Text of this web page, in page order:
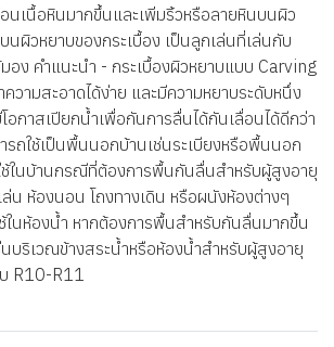
อนเนื้อหินมากขึ้นและเพิ่มริ้วหรือลายหินบนผิว
นผิวหยาบของกระเบื้อง เป็นลูกเล่นที่เล่นกับ
อง คำแนะนำ - กระเบื้องผิวหยาบแบบ Carving
วามสะอาดได้ง่าย และมีความหยาบระดับหนึ่ง
อกาสเปียกน้ำเพื่อกันการลื่นได้กันเลื่อนได้ดีกว่า
รถใช้เป็นพื้นนอกบ้านเช่นระเบียงหรือพื้นนอก
ใช้ในบ้านกรณีที่ต้องการพื้นกันลื่นสำหรับผู้สูงอายุ
น ห้องนอน โถงทางเดิน หรือผนังห้องต่างๆ
ช้ในห้องน้ำ หากต้องการพื้นสำหรับกันลื่นมากขึ้น
นบริเวณข้างสระน้ำหรือห้องน้ำสำหรับผู้สูงอายุ
บ R10-R11